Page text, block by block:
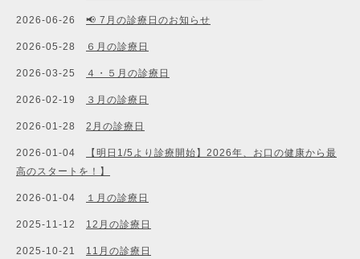
2026-06-26 📢 7月の診療日のお知らせ
2026-05-28 ６月の診療日
2026-03-25 ４・５月の診療日
2026-02-19 ３月の診療日
2026-01-28 2月の診療日
2026-01-04
【明日1/5より診療開始】2026年、お口の健康から最
高のスタートを！】
2026-01-04 １月の診療日
2025-11-12 12月の診療日
2025-10-21 11月の診療日